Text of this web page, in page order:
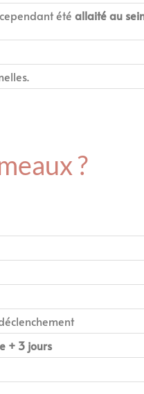
été allaité au
?
+ 3 jours